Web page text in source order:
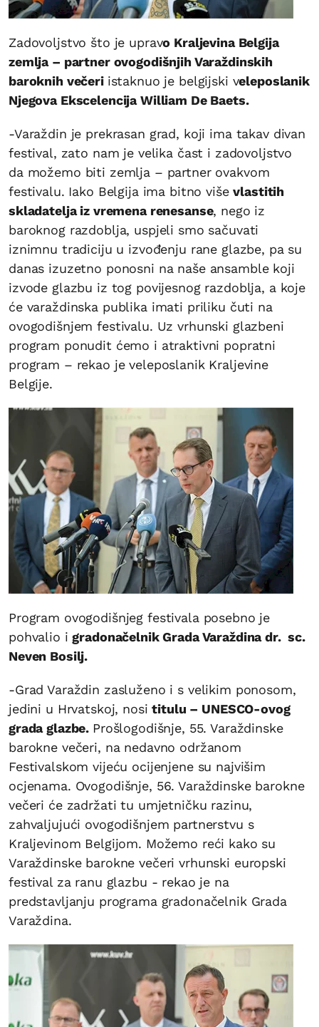
Zadovoljstvo što je upravo Kraljevina Belgija
zemlja – partner ovogodišnjih Varaždinskih
baroknih večeri istaknuo je belgijski veleposlanik
Njegova Ekscelencija William De Baets.
-Varaždin je prekrasan grad, koji ima takav divan
festival, zato nam je velika čast i zadovoljstvo
da možemo biti zemlja – partner ovakvom
festivalu. Iako Belgija ima bitno viševlastitih
skladatelja iz vremena renesanse, nego iz
baroknog razdoblja, uspjeli smo sačuvati
iznimnu tradiciju u izvođenju rane glazbe, pa su
danas izuzetno ponosni na naše ansamble koji
izvode glazbu iz tog povijesnog razdoblja, a koje
će varaždinska publika imati priliku čuti na
ovogodišnjem festivalu. Uz vrhunski glazbeni
program ponudit ćemo i atraktivni popratni
program – rekao je veleposlanik Kraljevine
Belgije.
Program ovogodišnjeg festivala posebno je
pohvalio igradonačelnik Grada Varaždina dr. sc.
Neven Bosilj.
-Grad Varaždin zasluženo i s velikim ponosom,
jedini u Hrvatskoj, nosititulu – UNESCO-ovog
grada glazbe. Prošlogodišnje, 55. Varaždinske
barokne večeri, na nedavno održanom
Festivalskom vijeću ocijenjene su najvišim
ocjenama. Ovogodišnje, 56. Varaždinske barokne
večeri će zadržati tu umjetničku razinu,
zahvaljujući ovogodišnjem partnerstvu s
Kraljevinom Belgijom. Možemo reći kako su
Varaždinske barokne večeri vrhunski europski
festival za ranu glazbu - rekao je na
predstavljanju programa gradonačelnik Grada
Varaždina.